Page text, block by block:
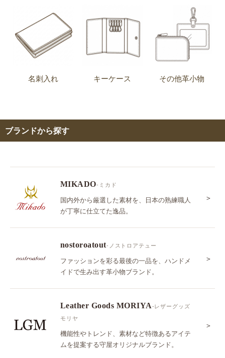
名刺入れ キーケース その他革小物
ブランドから探す
MIKADO-ミカド
国内外から厳選した素材を、日本の熟練職人
が丁寧に仕立てた逸品。
＞
nostoroatout-ノストロアテュー
ファッションを彩る最後の一品を、ハンドメ
イドで生み出す革小物ブランド。
＞
Leather Goods MORIYA-レザーグッズ
モリヤ
機能性やトレンド、素材など特徴あるアイテ
ムを提案する守屋オリジナルブランド。
＞